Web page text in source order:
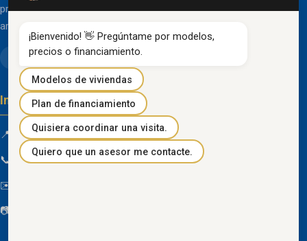
proyectos inmobiliarios que destacan por su diseño
arquitectónico clásico y acabados de primera línea.
Información de contacto
📍 Km 85 Vía Progreso, Playas, Guayas, Ecuador
📞 096 934 4318
✉️
📷
¡Bienvenido! 👋 Pregúntame por modelos,
precios o financiamiento.
Modelos de viviendas
Plan de financiamiento
Quisiera coordinar una visita.
Quiero que un asesor me contacte.